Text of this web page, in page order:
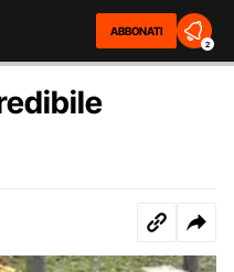
ABBONATI
2